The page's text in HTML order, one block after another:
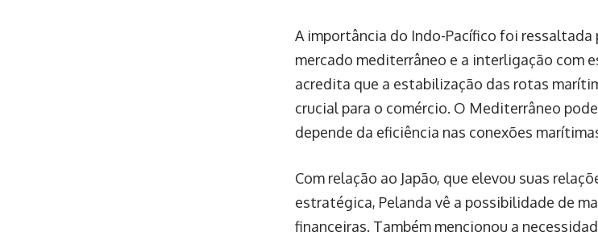
A importância do Indo-Pacífico foi
mercado mediterrâneo e a interligação com
acredita que a estabilização das rotas
crucial para o comércio. O Mediterrâneo
depende da eficiência nas conexões
Com relação ao Japão, que elevou suas
estratégica, Pelanda vê a possibilidade de
financeiras. Também mencionou a